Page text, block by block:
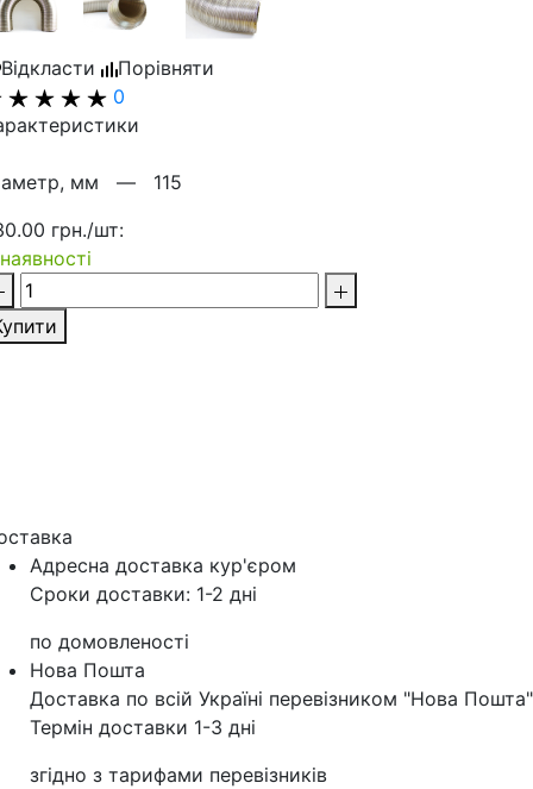
Відкласти
Порівняти
0
мм — 115
грн./шт:
Адресна доставка кур'‎єром
Сроки доставки: 1-2 дні
по домовленості
Нова Пошта
Доставка по всій Україні перевізником "Нова Пошта"
Термін доставки 1-3 дні
згідно з тарифами перевізників